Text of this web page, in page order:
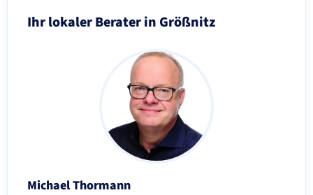
Ihr lokaler Berater in Größnitz
Michael Thormann